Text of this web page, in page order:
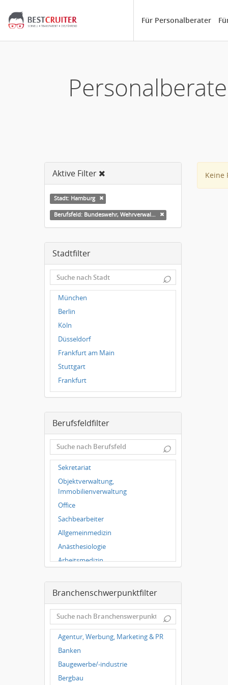
Für Personalberater
Aktive Filter
Stadt: Hamburg
Berufsfeld: Bundeswehr, Wehrverwaltung
Stadtfilter
⌕
München
Berlin
Köln
Düsseldorf
Frankfurt am Main
Stuttgart
Frankfurt
Dresden
Leipzig
Dortmund
Wuppertal
Hallbergmoos
Würzburg
Grünwald
Ulm
Bielefeld
Hannover
Duisburg
Berufsfeldfilter
⌕
Sekretariat
Objektverwaltung,
Immobilienverwaltung
Office
Sachbearbeiter
Allgemeinmedizin
Anästhesiologie
Arbeitsmedizin
Chirurgie
Frauenheilkunde, Geburtshilfe
Hals-Nasen-Ohrenheilkunde
Hautkrankheiten,
Geschlechtskrankheiten
Hygienemedizin, Umweltmedizin
Innere Medizin
Kieferchirurgie, Mundchirurgie,
Branchenschwerpunktfilter
⌕
Agentur, Werbung, Marketing & PR
Banken
Baugewerbe/-industrie
Bergbau
Keine